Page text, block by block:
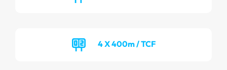
4 X 400m / TCF